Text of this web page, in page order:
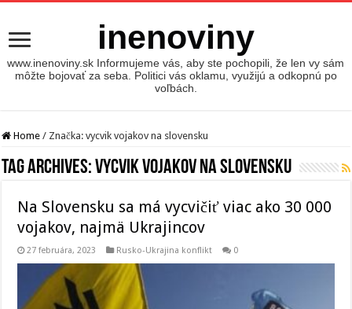
inenoviny
www.inenoviny.sk Informujeme vás, aby ste pochopili, že len vy sám
môžte bojovať za seba. Politici vás oklamu, využijú a odkopnú po
voľbách.
Home / Značka:vycvik vojakov na slovensku
Tag Archives:vycvik vojakov na slovensku
Na Slovensku sa má vycvičiť viac ako 30 000
vojakov, najmä Ukrajincov
27 februára, 2023 Rusko-Ukrajina konflikt 0